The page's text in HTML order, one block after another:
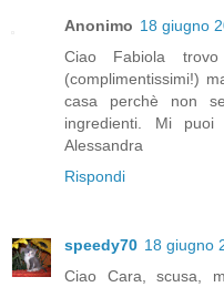
Anonimo 18 giugno
Ciao Fabiola
(complimentissimi!)
casa perchè non
ingredienti. Mi
Alessandra
Rispondi
speedy70 18 giugno
Ciao Cara, scusa,